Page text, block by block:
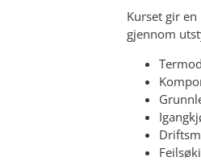
Kurset gir
gjennom